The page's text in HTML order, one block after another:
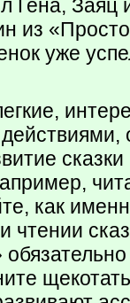
Гена, Заяц
из
уже
как
чтении